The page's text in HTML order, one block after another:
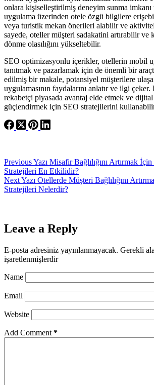
onlara kişiselleştirilmiş deneyim sunma
uygulama üzerinden otele özgü bilgilere
veya turistik mekan önerileri alabilir ve
sayede, oteller müşteri sadakatini artırabilir ve
dönme olasılığını yükseltebilir.
SEO optimizasyonlu içerikler, otellerin mobil
tanıtmak ve pazarlamak için de önemli bir
edilmiş bir makale, potansiyel müşterilere
uygulamasının faydalarını anlatır ve ilgi
rekabetçi piyasada avantaj elde etmek ve dijital
güçlendirmek için SEO stratejilerini
PreviousYazı Misafir Bağlılığını Artırmak
Stratejileri En Etkilidir?
NextYazı Otellerde Müşteri Bağlılığını
Stratejileri Nelerdir?
Leave a Reply
E-posta adresiniz yayınlanmayacak. Gerekli
işaretlenmişlerdir
Name
Email
Website
Add Comment *